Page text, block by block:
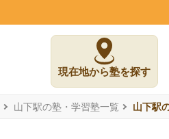
現在地から塾を探す
山下駅の塾・学習塾一覧 山下駅